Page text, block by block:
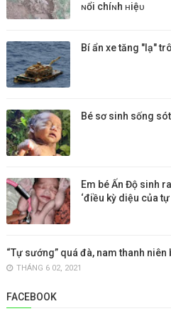
ɴổi chíɴh ʜiệᴜ
Bí ẩn xe tăng "lạ"
Bé sơ sinh sống
Em bé Ấn Độ sinh
‘điều kỳ diệu của tự
“Tự sướng” quá đà, nam thanh
THÁNG 6 02, 2021
FACEBOOK